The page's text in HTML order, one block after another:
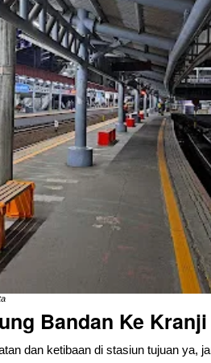
Bandan Ke Kranji
dan ketibaan di stasiun tujuan ya,